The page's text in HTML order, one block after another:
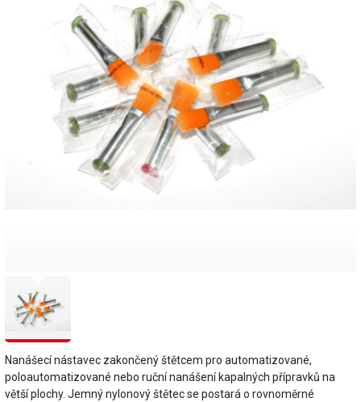
Nanášecí nástavec zakončený štětcem pro automatizované,
poloautomatizované nebo ruční nanášení kapalných přípravků na
větší plochy. Jemný nylonový štětec se postará o rovnoměrné